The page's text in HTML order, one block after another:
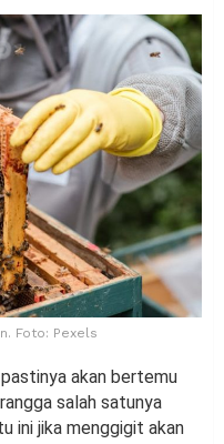
Foto: Pexels
akan bertemu
salah satunya
ini jika menggigit akan